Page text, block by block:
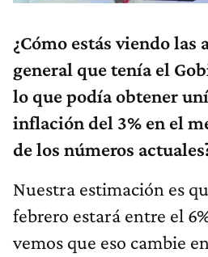
¿Cómo estás viendo las
general que tenía el
lo que podía obtener
inflación del 3% en el
de los números
Nuestra estimación es
febrero estará entre el
vemos que eso cambie